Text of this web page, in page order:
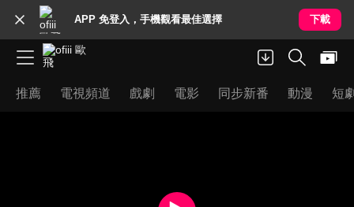
APP 免登入，手機觀看最佳選擇 下載
推薦 電視頻道 戲劇 電影 同步新番 動漫 短